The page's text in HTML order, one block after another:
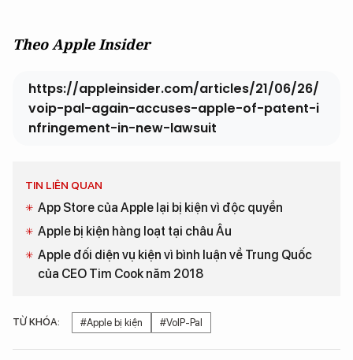
Theo Apple Insider
https://appleinsider.com/articles/21/06/26/
voip-pal-again-accuses-apple-of-patent-i
nfringement-in-new-lawsuit
TIN LIÊN QUAN
App Store của Apple lại bị kiện vì độc quyền
Apple bị kiện hàng loạt tại châu Âu
Apple đối diện vụ kiện vì bình luận về Trung Quốc
của CEO Tim Cook năm 2018
TỪ KHÓA: #Apple bị kiện #VolP-Pal